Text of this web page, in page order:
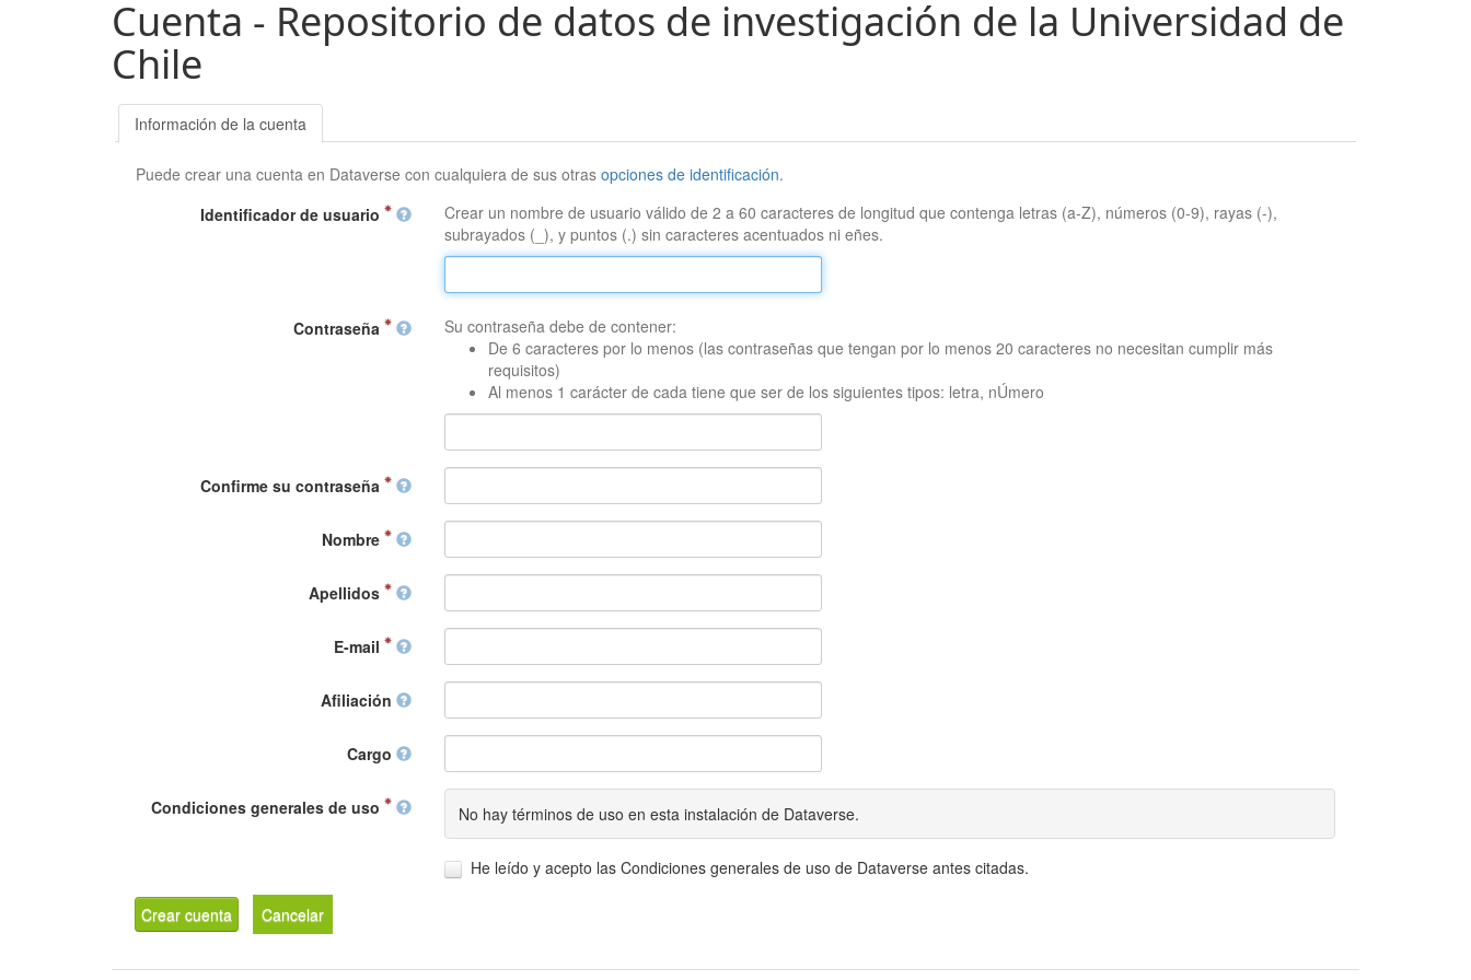
Cuenta - Repositorio de datos de investigación de la Universidad de
Chile
Información de la cuenta
Puede crear una cuenta en Dataverse con cualquiera de sus otrasopciones de identificación.
Identificador de usuario
Crear un nombre de usuario válido de 2 a 60 caracteres de longitud que contenga letras (a-Z), números (0-9), rayas (-),
subrayados (_), y puntos (.) sin caracteres acentuados ni eñes.
Contraseña
Su contraseña debe de contener:
De 6 caracteres por lo menos (las contraseñas que tengan por lo menos 20 caracteres no necesitan cumplir más
requisitos)
Al menos 1 carácter de cada tiene que ser de los siguientes tipos: letra, nÚmero
Confirme su contraseña
Nombre
Apellidos
E-mail
Afiliación
Cargo
Condiciones generales de uso No hay términos de uso en esta instalación de Dataverse.
He leído y acepto las Condiciones generales de uso de Dataverse antes citadas.
Crear cuenta Cancelar